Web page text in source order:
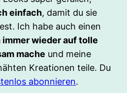
einfach, damit du sie
Ich habe auch einen
wieder auf tolle
mache und meine
Kreationen teile. Du
abonnieren.